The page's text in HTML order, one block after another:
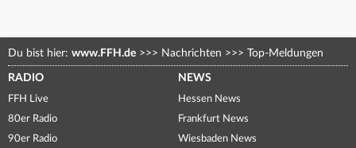
Du bist hier: www.FFH.de >>> Nachrichten >>> Top-Meldungen
RADIO
FFH Live
80er Radio
90er Radio
NEWS
Hessen News
Frankfurt News
Wiesbaden News